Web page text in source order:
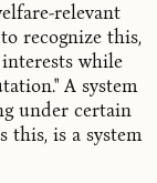
relevant
recognize this,
while
A system
under certain
this, is a system